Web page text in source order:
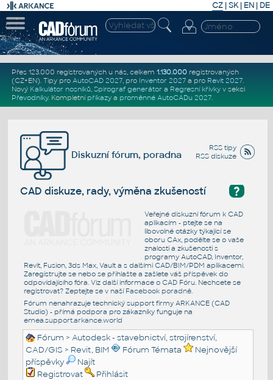
CZ | SK| EN | DE
Přes 123.000 registrovaných u nás, celkem 1.130.000registrovaných
(CZ+EN). Tipy pro AutoCAD 2027, pro Inventor 2027a pro Revit 2027.
Nový Kalkulátor nosníků, Spirograf generátor a Regresní křivkyv sekci
Převodníky. Kompletní příkazya proměnné AutoCADu 2027.
RSS tipy
RSS diskuze
Diskuzní fórum, poradna
?
CAD diskuze, rady, výměna zkušeností
Veřejné diskuzní fórum k CAD
aplikacím - ptejte se na
libovolné otázky týkající se
oboru CAx, podělte se o vaše
znalosti a zkušenosti s
programy AutoCAD, Inventor,
Revit, Fusion, 3ds Max, Vault a s dalšími CAD/BIM/PDM aplikacemi.
Zaregistrujte se nebo se přihlašte a zašlete váš příspěvek do
odpovídajícího fóra. Viz další informace o CAD Fóru. Nechcete se
registrovat? Zeptejte se v naší Facebook poradně.
Fórum nenahrazuje technický support firmy ARKANCE (CAD
Studio) - přímá podpora pro zákazníky funguje na
emea.support.arkance.world
Fórum >Autodesk - stavebnictví, strojírenství,
CAD/GIS > Revit, BIM Fórum Témata
Nejnovější
příspěvky
Najít
Registrovat
Přihlásit